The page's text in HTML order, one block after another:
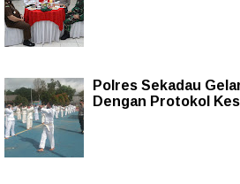
Polres Sekadau
Dengan Protokol